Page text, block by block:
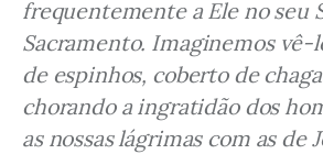
frequentemente a Ele no seu
Sacramento. Imaginemos vê-
de espinhos, coberto de
chorando a ingratidão dos
as nossas lágrimas com as de